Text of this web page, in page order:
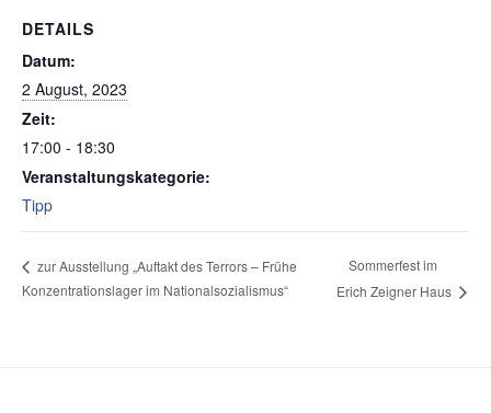
DETAILS
Datum:
2 August, 2023
Zeit:
17:00 - 18:30
Veranstaltungskategorie:
Tipp
zur Ausstellung „Auftakt des Terrors – Frühe
Konzentrationslager im Nationalsozialismus“
Sommerfest im
Erich Zeigner Haus